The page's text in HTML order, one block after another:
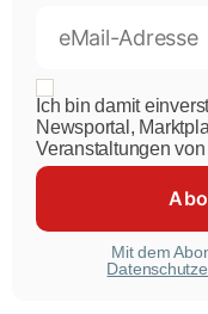
Ich bin damit
Newsportal,
Veranstaltungen
Mit dem